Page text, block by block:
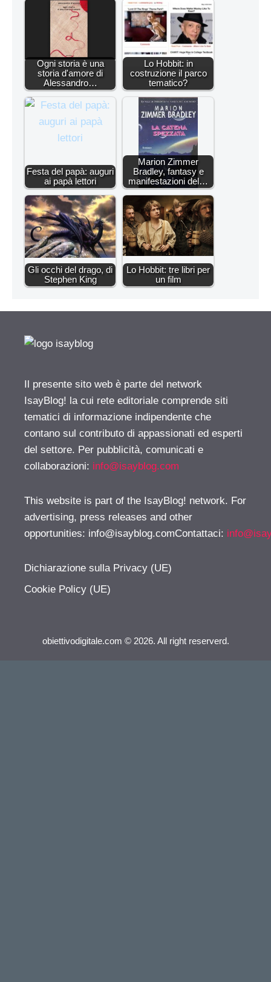
Ogni storia è una
storia d'amore di
Alessandro…
Lo Hobbit: in
costruzione il parco
tematico?
Festa del papà: auguri
ai papà lettori
Marion Zimmer
Bradley, fantasy e
manifestazioni del…
Gli occhi del drago, di
Stephen King
Lo Hobbit: tre libri per
un film
Il presente sito web è parte del network
IsayBlog! la cui rete editoriale comprende siti
tematici di informazione indipendente che
contano sul contributo di appassionati ed esperti
del settore. Per pubblicità, comunicati e
collaborazioni: info@isayblog.com
This website is part of the IsayBlog! network. For
advertising, press releases and other
opportunities: info@isayblog.comContattaci:
Dichiarazione sulla Privacy (UE)
Cookie Policy (UE)
obiettivodigitale.com © 2026. All right reserverd.